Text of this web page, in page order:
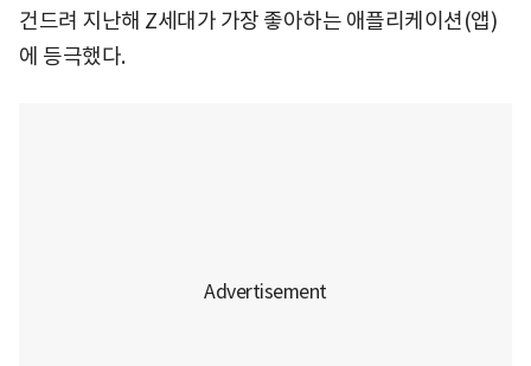
건드려 지난해 Z세대가 가장 좋아하는 애플리케이션(앱)
에 등극했다.